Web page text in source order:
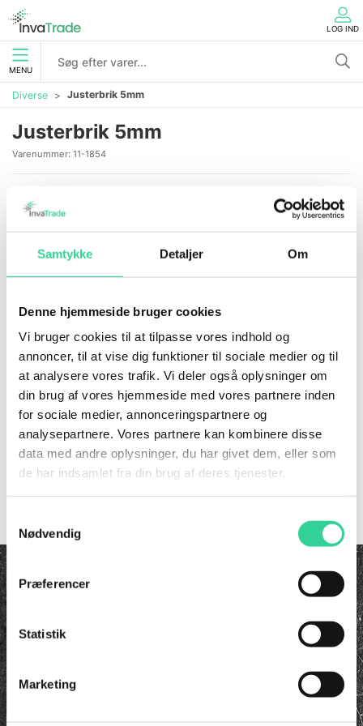
Samtykke Detaljer Om
Denne hjemmeside bruger cookies
Vi bruger cookies til at tilpasse vores indhold og
annoncer, til at vise dig funktioner til sociale medier og til
at analysere vores trafik. Vi deler også oplysninger om
din brug af vores hjemmeside med vores partnere inden
for sociale medier, annonceringspartnere og
analysepartnere. Vores partnere kan kombinere disse
data med andre oplysninger, du har givet dem, eller som
de har indsamlet fra din brug af deres tjenester.
Nødvendig
Præferencer
Statistik
Marketing
LOG IND
MENU
Diverse Justerbrik 5mm
Justerbrik 5mm
Varenummer: 11-1854
Forstør
For at se vores priser kræver det et login. Hvis du arbejder
i port branchen, så kontakt os for at få et.
info@invatrade.dk